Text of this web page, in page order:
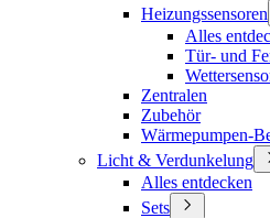
Heizungssensoren
Alles
Tür- und
Zentralen
Zubehör
Wärmepumpen-
Licht & Verdunkelung
Alles entdecken
Sets